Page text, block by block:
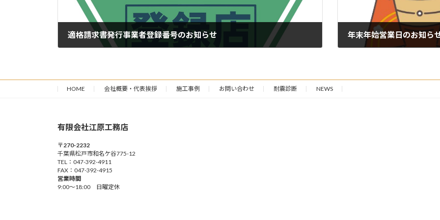
適格請求書発行事業者登録番号のお知らせ 年末年始営業日のお知ら
HOME 会社概要・代表挨拶 施工事例 お問い合わせ 耐震診断 NEWS
有限会社江原工務店
〒270-2232
千葉県松戸市和名ケ谷775-12
TEL：047-392-4911
FAX：047-392-4915
営業時間
9:00～18:00 日曜定休